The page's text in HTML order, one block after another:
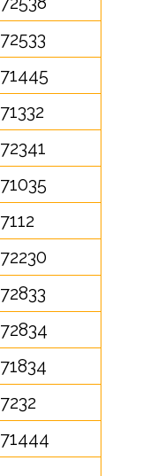
72533
71445
71332
72341
71035
7112
72230
72833
72834
71834
7232
71444